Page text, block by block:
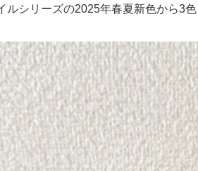
ルシリーズの2025年春夏新色から3